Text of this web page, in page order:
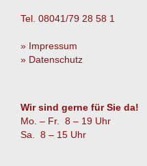
Tel. 08041/79 28 58 1
» Impressum
» Datenschutz
Wir sind gerne für Sie da!
Mo. – Fr. 8 – 19 Uhr
Sa. 8 – 15 Uhr